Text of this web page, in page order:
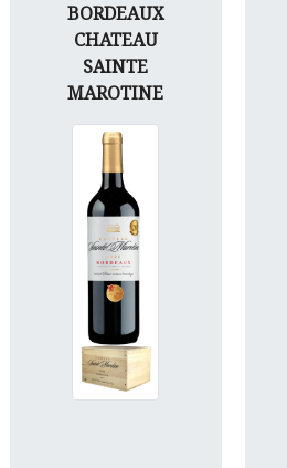
BORDEAUX
CHATEAU
SAINTE
MAROTINE